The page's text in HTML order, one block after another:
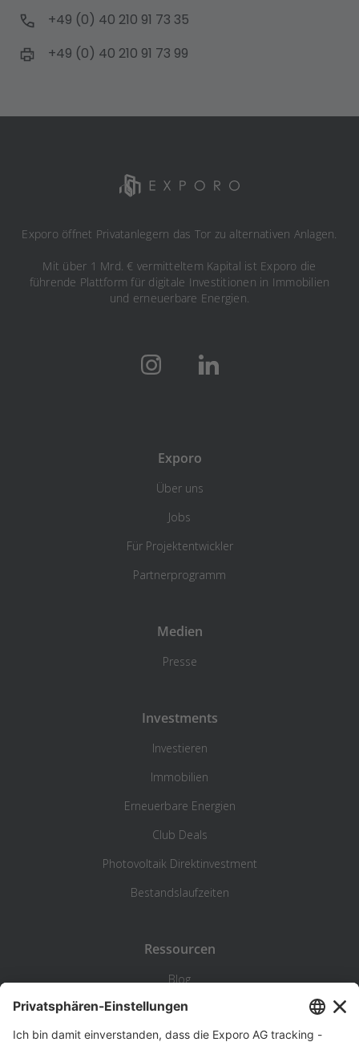
+49 (0) 40 210 91 73 35
+49 (0) 40 210 91 73 99
Exporo öffnet Privatanlegern das Tor zu alternativen Anlagen.
Mit über 1 Mrd. € vermitteltem Kapital ist Exporo die
führende Plattform für digitale Investitionen in Immobilien
und erneuerbare Energien.
Exporo
Über uns
Jobs
Für Projektentwickler
Partnerprogramm
Medien
Presse
Investments
Investieren
Immobilien
Erneuerbare Energien
Club Deals
Photovoltaik Direktinvestment
Bestandslaufzeiten
Ressourcen
Blog
Statistik
Wiki